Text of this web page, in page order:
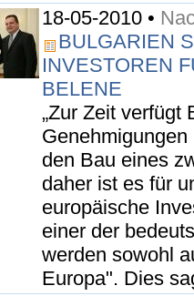
18-05-2010 •
BULGARIEN
INVESTOREN
BELENE
„Zur Zeit verfügt
den Bau eines
daher ist es für
europäische
einer der
werden sowohl
Europa". Dies